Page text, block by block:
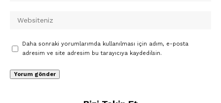
Daha sonraki yorumlarımda kullanılması için adım, e-posta
adresim ve site adresim bu tarayıcıya kaydedilsin.